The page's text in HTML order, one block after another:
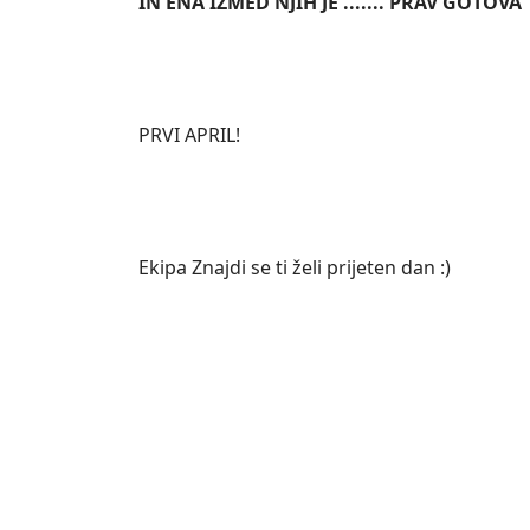
PRVI APRIL!
Ekipa Znajdi se ti želi prijeten dan :)